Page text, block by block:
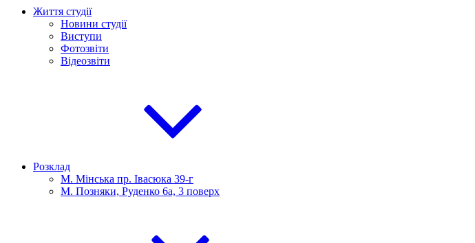
Життя студії
Новини студії
Виступи
Фотозвіти
Відеозвіти
Розклад
М. Мінська пр. Івасюка 39-г
М. Позняки, Руденко 6а, 3 поверх